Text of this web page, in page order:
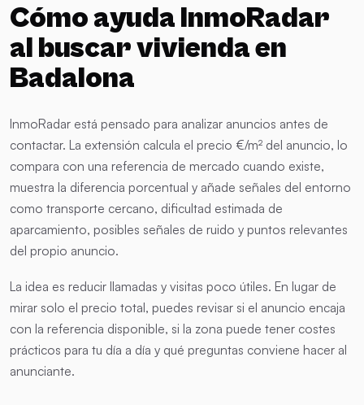
Cómo ayuda InmoRadar
al buscar vivienda en
Badalona
InmoRadar está pensado para analizar anuncios antes de
contactar. La extensión calcula el precio €/m² del anuncio, lo
compara con una referencia de mercado cuando existe,
muestra la diferencia porcentual y añade señales del entorno
como transporte cercano, dificultad estimada de
aparcamiento, posibles señales de ruido y puntos relevantes
del propio anuncio.
La idea es reducir llamadas y visitas poco útiles. En lugar de
mirar solo el precio total, puedes revisar si el anuncio encaja
con la referencia disponible, si la zona puede tener costes
prácticos para tu día a día y qué preguntas conviene hacer al
anunciante.